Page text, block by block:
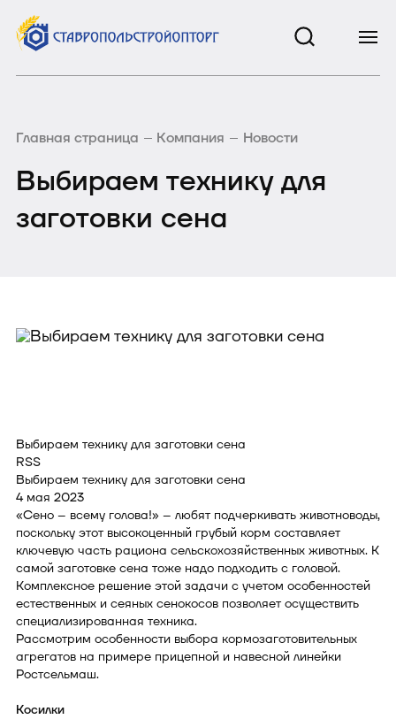
Главная страница Компания Новости
Выбираем технику для
заготовки сена
Выбираем технику для заготовки сена
RSS
Выбираем технику для заготовки сена
4 мая 2023
«Сено – всему голова!» – любят подчеркивать животноводы,
поскольку этот высокоценный грубый корм составляет
ключевую часть рациона сельскохозяйственных животных. К
самой заготовке сена тоже надо подходить с головой.
Комплексное решение этой задачи с учетом особенностей
естественных и сеяных сенокосов позволяет осуществить
специализированная техника.
Рассмотрим особенности выбора кормозаготовительных
агрегатов на примере прицепной и навесной линейки
Ростсельмаш.
Косилки